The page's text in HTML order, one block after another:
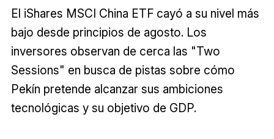
El iShares MSCI China ETF cayó a su nivel más
bajo desde principios de agosto. Los
inversores observan de cerca las "Two
Sessions" en busca de pistas sobre cómo
Pekín pretende alcanzar sus ambiciones
tecnológicas y su objetivo de GDP.